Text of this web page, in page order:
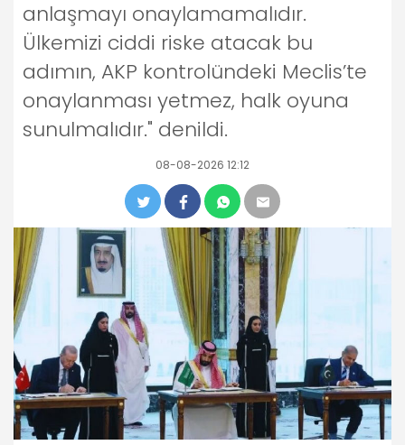
anlaşmayı onaylamamalıdır.
Ülkemizi ciddi riske atacak bu
adımın, AKP kontrolündeki Meclis’te
onaylanması yetmez, halk oyuna
sunulmalıdır." denildi.
08-08-2026 12:12